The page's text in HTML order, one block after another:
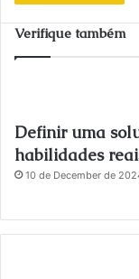
Verifique também
Definir uma
habilidades
10 de December de